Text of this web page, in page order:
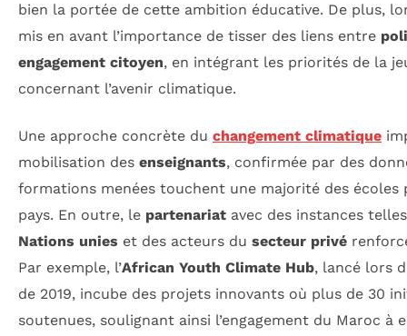
bien la portée de cette ambition éducative. De plus,
mis en avant l’importance de tisser des liens entre
engagement citoyen, en intégrant les priorités de la
concernant l’avenir climatique.
Une approche concrète du changement climatique
mobilisation des enseignants, confirmée par des
formations menées touchent une majorité des écoles
pays. En outre, le partenariat avec des instances
Nations unies et des acteurs du secteur privé
Par exemple, l’African Youth Climate Hub, lancé lors
de 2019, incube des projets innovants où plus de 30
soutenues, soulignant ainsi l’engagement du Maroc à